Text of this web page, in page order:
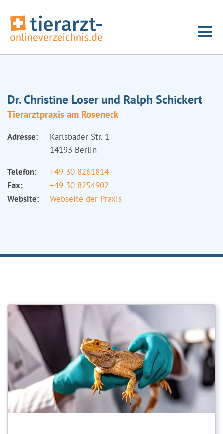
Dr. Christine Loser und Ralph Schickert
Tierarztpraxis am Roseneck
Adresse:
Karlsbader Str. 1
14193 Berlin
Telefon:
+49 30 8261814
Fax:
+49 30 8254902
Website:
Webseite der Praxis